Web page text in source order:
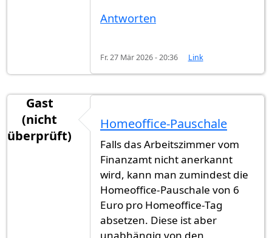
Antworten
Fr. 27 Mär 2026 - 20:36 Link
Gast
(nicht
überprüft)
Homeoffice-Pauschale
Falls das Arbeitszimmer vom
Finanzamt nicht anerkannt
wird, kann man zumindest die
Homeoffice-Pauschale von 6
Euro pro Homeoffice-Tag
absetzen. Diese ist aber
unabhängig von den